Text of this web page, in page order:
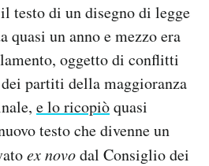
testo di un disegno di legge
quasi un anno e mezzo era
oggetto di conflitti
partiti della maggioranza
e lo ricopiòquasi
testo che divenne un
ex novodal Consiglio dei